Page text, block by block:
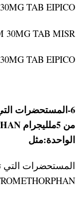
TAB EIPICO
30MG TAB MISR
TAB EIPICO
الواحدة:مثل
المستحضرات التي